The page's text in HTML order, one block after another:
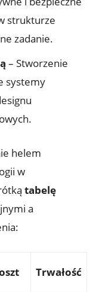
strukturze
zadanie.
– Stworzenie
systemy
helem
w
tabelę
a
Trwałość